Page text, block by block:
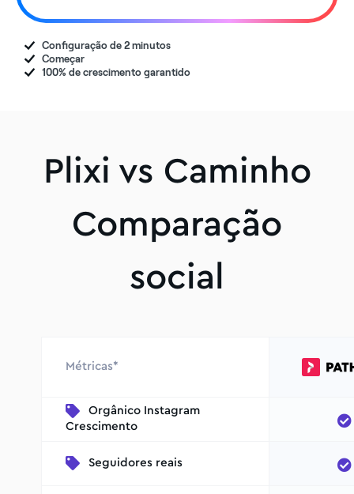
Configuração de 2 minutos
Começar
100% de crescimento garantido
Plixi vs Caminho
Comparação
social
Métricas*
Orgânico Instagram
Crescimento
Seguidores reais